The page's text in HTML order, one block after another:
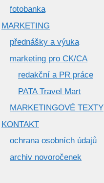
fotobanka
MARKETING
přednášky a výuka
marketing pro CK/CA
redakční a PR práce
PATA Travel Mart
MARKETINGOVÉ TEXTY
KONTAKT
ochrana osobních údajů
archiv novoročenek